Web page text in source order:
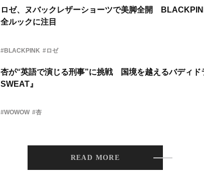
ロゼ、ヌバックレザーショーツで美脚全開
全ルックに注目
#BLACKPINK #ロゼ
杏が“英語で演じる刑事”に挑戦 国境を越えるバディド
SWEAT』
#WOWOW #杏
READ MORE